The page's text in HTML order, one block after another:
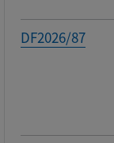
DF2026/87